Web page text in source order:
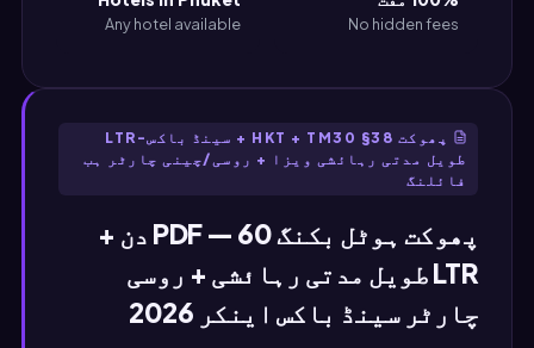
No hidden fees
Any hotel available
پھوکت HKT + TM30 §38 + سینڈ باکس-LTR
طویل مدتی رہائشی ویزا + روسی/چینی چارٹر ہب
فائلنگ
پھوکت ہوٹل بکنگ PDF — 60 دن +
LTR طویل مدتی رہائشی + روسی
چارٹر سینڈ باکس اینکر 2026